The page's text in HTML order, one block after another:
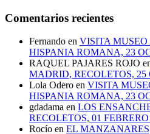
Comentarios recientes
Fernando en VISITA
HISPANIA ROMANA, 23
RAQUEL PAJARES ROJO
MADRID, RECOLETOS, 25
Lola Odero en VISITA
HISPANIA ROMANA, 23
gdadama en LOS
RECOLETOS, 01 FEBRERO
Rocío en EL MANZANARES,